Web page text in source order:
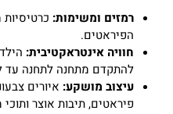
רמזים ומשימות:
הפיראטים.
חוויה אינטראקטיבית:
להתקדם מתחנה לתחנה עד
עיצוב מושקע: איורים
פיראטים, תיבות אוצר